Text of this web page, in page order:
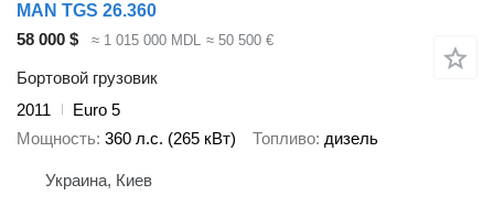
MAN TGS 26.360
58 000 $
≈ 1 015 000 MDL ≈ 50 500 €
Бортовой грузовик
2011
Euro 5
Мощность 360 л.с. (265 кВт) Топливо дизель
Украина, Киев